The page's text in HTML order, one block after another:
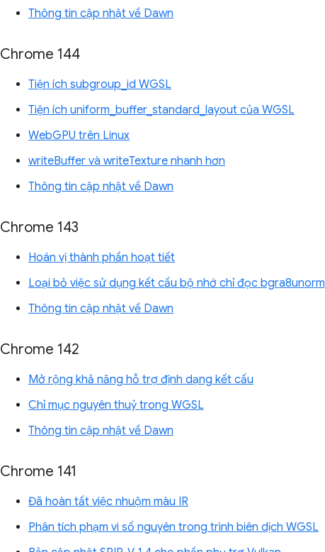
Thông tin cập nhật về Dawn
Chrome 144
Tiện ích subgroup_id WGSL
Tiện ích uniform_buffer_standard_layout của WGSL
WebGPU trên Linux
writeBuffer và writeTexture nhanh hơn
Thông tin cập nhật về Dawn
Chrome 143
Hoán vị thành phần hoạt tiết
Loại bỏ việc sử dụng kết cấu bộ nhớ chỉ đọc bgra8unorm
Thông tin cập nhật về Dawn
Chrome 142
Mở rộng khả năng hỗ trợ định dạng kết cấu
Chỉ mục nguyên thuỷ trong WGSL
Thông tin cập nhật về Dawn
Chrome 141
Đã hoàn tất việc nhuộm màu IR
Phân tích phạm vi số nguyên trong trình biên dịch WGSL